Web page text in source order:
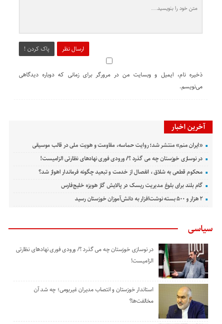
ارسال نظر پاک کردن !
ذخیره نام، ایمیل و وبسایت من در مرورگر برای زمانی که دوباره دیدگاهی
می‌نویسم.
آخرین اخبار
«ایران منم» منتشر شد؛ روایت حماسه، مقاومت و هویت ملی در قالب موسیقی
در نوسازی خوزستان چه می گذرد ؟/ ورودی فوری نهادهای نظارتی الزامیست!
محکوم قطعی به شلاق ، انفصال از خدمت و تبعید چگونه فرماندار اهواز شد؟
گام بلند برای بلوغ مدیریت ریسک در پالایش گاز هویزه خلیج‌فارس
۲ هزار و ۵۰۰ بسته نوشت‌افزار به دانش‌آموزان خوزستان رسید
سیاسی
در نوسازی خوزستان چه می گذرد ؟/ ورودی فوری نهادهای نظارتی
الزامیست!
استاندار خوزستان و انتصاب مدیران غیربومی؛ چه شد آن
مخالفت‌ها؟